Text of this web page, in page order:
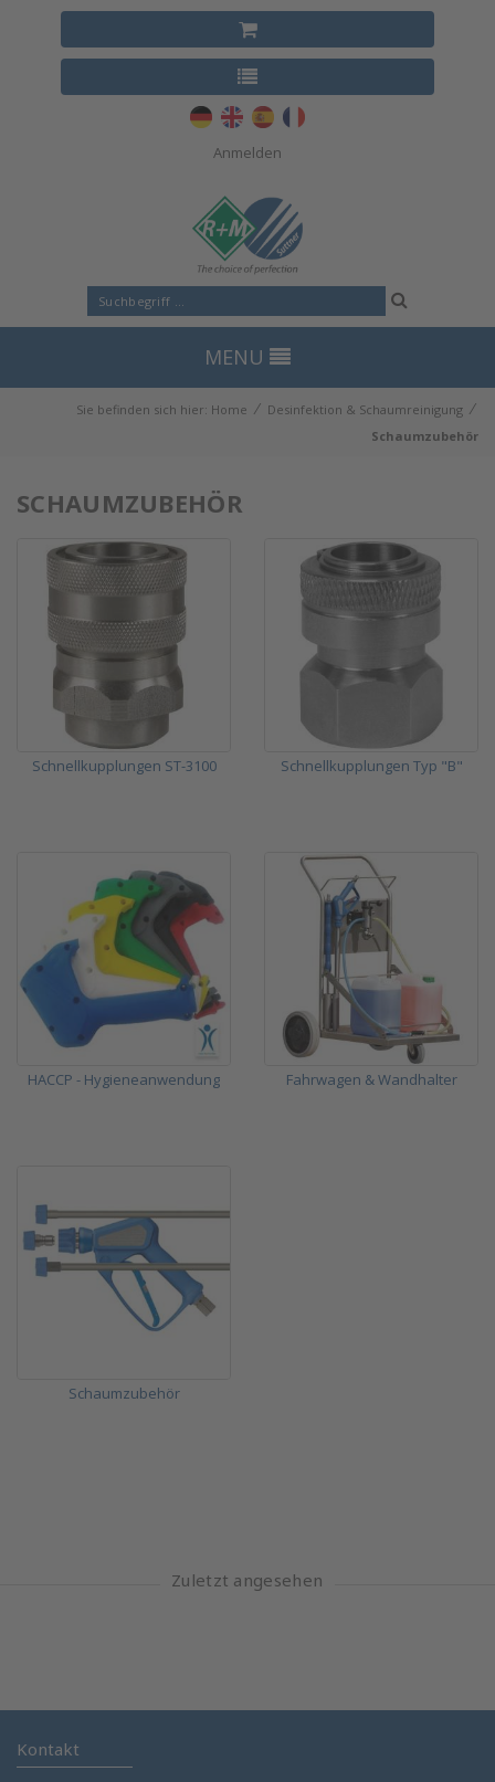
Anmelden
MENU
Sie befinden sich hier: Home ⁄ Desinfektion & Schaumreinigung ⁄
Schaumzubehör
SCHAUMZUBEHÖR
Schnellkupplungen ST-3100 Schnellkupplungen Typ "B"
HACCP - Hygieneanwendung Fahrwagen & Wandhalter
Schaumzubehör
Zuletzt angesehen
Kontakt